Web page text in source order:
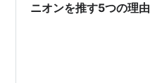
ニオンを推す5つの理由